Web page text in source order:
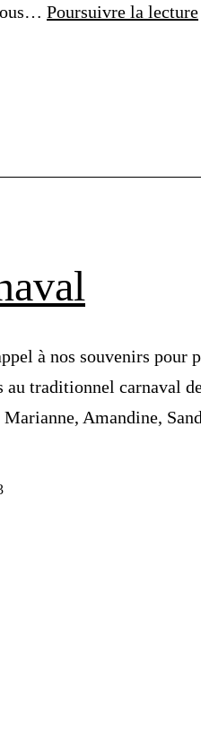
Poursuivre la lecture
à nos souvenirs pour
au traditionnel carnaval
Marianne, Amandine,